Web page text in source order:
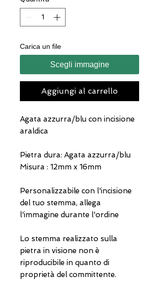
Carica un file
Scegli immagine
Aggiungi al carrello
Agata azzurra/blu con incisione
araldica
Pietra dura: Agata azzurra/blu
Misura : 12mm x 16mm
Personalizzabile con l'incisione
del tuo stemma, allega
l'immagine durante l'ordine
Lo stemma realizzato sulla
pietra in visione non è
riproducibile in quanto di
proprietà del committente.